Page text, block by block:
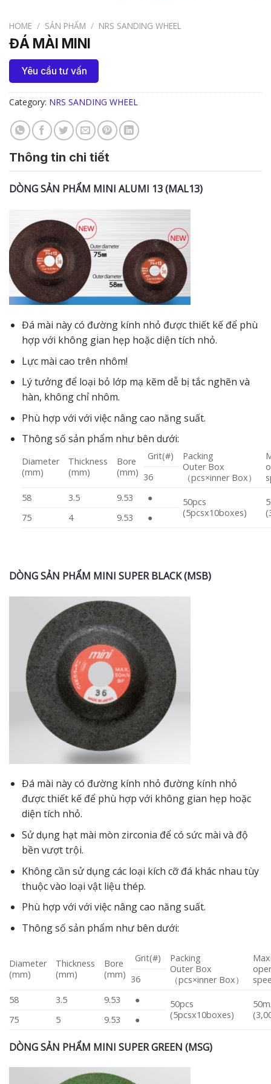
HOME / SẢN PHẨM / NRS SANDING WHEEL
ĐÁ MÀI MINI
Yêu cầu tư vấn
Category: NRS SANDING WHEEL
Thông tin chi tiết
DÒNG SẢN PHẨM MINI ALUMI 13 (MAL13)
Đá mài này có đường kính nhỏ được thiết kế để phù
hợp với không gian hẹp hoặc diện tích nhỏ.
Lực mài cao trên nhôm!
Lý tưởng để loại bỏ lớp mạ kẽm dễ bị tắc nghẽn và
hàn, không chỉ nhôm.
Phù hợp với với việc nâng cao năng suất.
Thông số sản phẩm như bên dưới:
Diameter
(mm)
Thickness
(mm)
Bore
(mm)
Grit(#)
Packing
Outer Box
（pcs×inner Box）
36
58
3.5 9.53 ●
50pcs
(5pcsx10boxes)
75 4 9.53 ●
DÒNG SẢN PHẨM MINI SUPER BLACK (MSB)
Đá mài này có đường kính nhỏ đường kính nhỏ
được thiết kế để phù hợp với không gian hẹp hoặc
diện tích nhỏ.
Sử dụng hạt mài mòn zirconia để có sức mài và độ
bền vượt trội.
Không cần sử dụng các loại kích cỡ đá khác nhau tùy
thuộc vào loại vật liệu thép.
Phù hợp với với việc nâng cao năng suất.
Thông số sản phẩm như bên dưới:
Diameter
(mm)
Thickness
(mm)
Bore
(mm)
Grit(#)
Packing
Outer Box
（pcs×inner Box）
36
58
3.5 9.53 ●
50pcs
(5pcsx10boxes)
75 5 9.53 ●
DÒNG SẢN PHẨM MINI SUPER GREEN (MSG)